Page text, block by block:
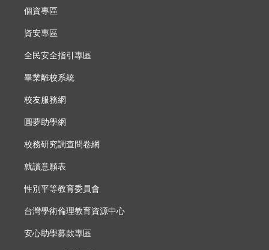
個資專區
資安專區
全民安全指引專區
畢業離校系統
校友服務網
圓夢助學網
校務研究調查問卷網
就讀意願表
性別平等教育委員會
台灣學術倫理教育資源中心
安心助學募款專區